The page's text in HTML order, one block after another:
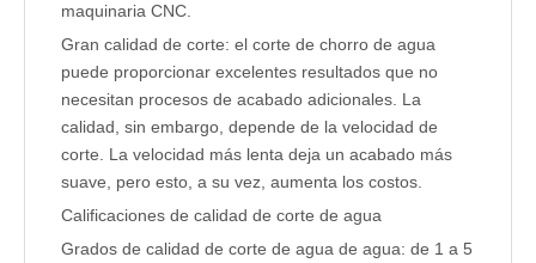
maquinaria CNC.
Gran calidad de corte: el corte de chorro de agua
puede proporcionar excelentes resultados que no
necesitan procesos de acabado adicionales. La
calidad, sin embargo, depende de la velocidad de
corte. La velocidad más lenta deja un acabado más
suave, pero esto, a su vez, aumenta los costos.
Calificaciones de calidad de corte de agua
Grados de calidad de corte de agua de agua: de 1 a 5